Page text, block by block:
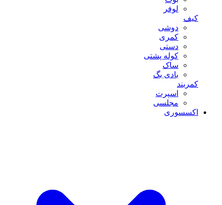
لوفر
کیف
دوشی
کمری
دستی
کوله پشتی
ساک
بادی بگ
کمربند
اسپرت
مجلسی
اکسسوری